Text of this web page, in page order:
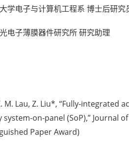
学电子与计算机工程系 博士后研究
电子薄膜器件研究所 研究助理
M. Lau, Z. Liu*,
system-on-panel (SoP),” Journal
Paper Award)